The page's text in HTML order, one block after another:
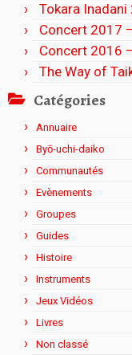
Tokara Inadani
Concert 2017
Concert 2016
The Way of
Catégories
Annuaire
Byō-uchi-daiko
Communautés
Evènements
Groupes
Guides
Histoire
Instruments
Jeux Vidéos
Livres
Non classé